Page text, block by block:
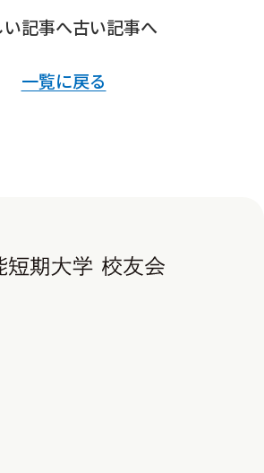
記事へ古い記事へ
一覧に戻る